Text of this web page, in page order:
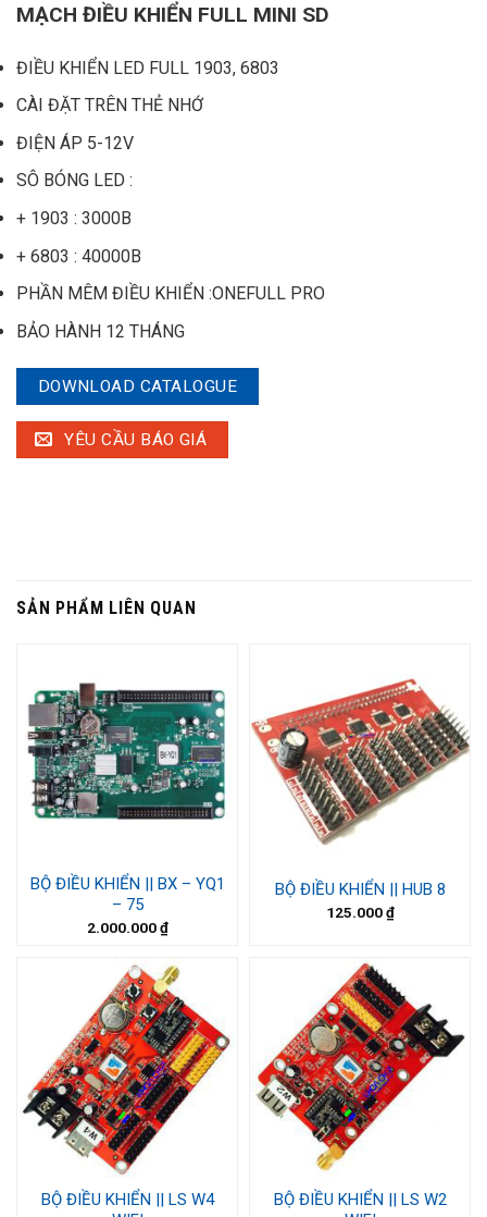
MẠCH ĐIỀU KHIỂN FULL MINI SD
ĐIỀU KHIỂN LED FULL 1903, 6803
CÀI ĐẶT TRÊN THẺ NHỚ
ĐIỆN ÁP 5-12V
SÔ BÓNG LED :
+ 1903 : 3000B
+ 6803 : 40000B
PHẦN MÊM ĐIỀU KHIỂN :ONEFULL PRO
BẢO HÀNH 12 THÁNG
DOWNLOAD CATALOGUE
YÊU CẦU BÁO GIÁ
SẢN PHẨM LIÊN QUAN
BỘ ĐIỀU KHIỂN || BX – YQ1
– 75
2.000.000₫
BỘ ĐIỀU KHIỂN || HUB 8
125.000₫
BỘ ĐIỀU KHIỂN || LS W4
BỘ ĐIỀU KHIỂN || LS W2